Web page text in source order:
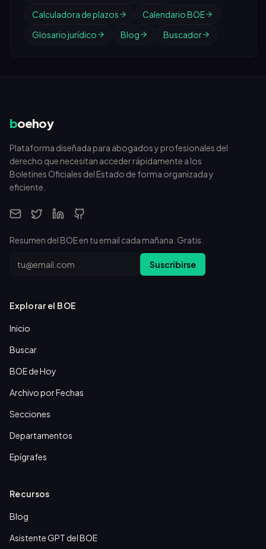
Calculadora de plazos
Calendario BOE
Glosario jurídico
Blog Buscador
boehoy
Plataforma diseñada para abogados y profesionales del
derecho que necesitan acceder rápidamente a los
Boletines Oficiales del Estado de forma organizada y
eficiente.
Resumen del BOE en tu email cada mañana. Gratis.
Email Suscribirse
Explorar el BOE
Inicio
Buscar
BOE de Hoy
Archivo por Fechas
Secciones
Departamentos
Epígrafes
Recursos
Blog
Asistente GPT del BOE